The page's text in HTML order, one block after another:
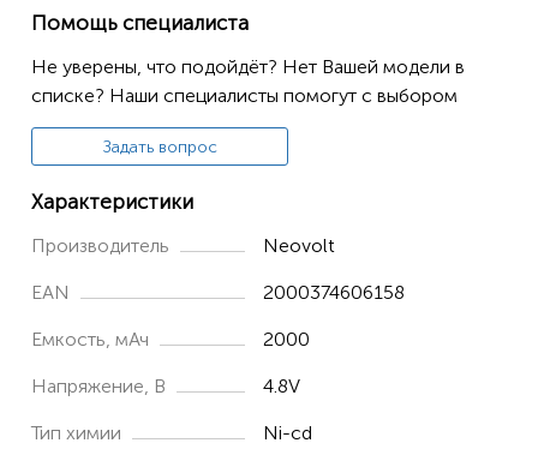
Помощь специалиста
Не уверены, что подойдёт? Нет Вашей модели в
списке? Наши специалисты помогут с выбором
Задать вопрос
Характеристики
Производитель Neovolt
EAN 2000374606158
Емкость, мАч 2000
Напряжение, В 4.8V
Тип химии Ni-cd